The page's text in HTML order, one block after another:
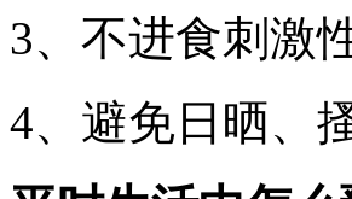
3、不进食刺激
4、避免日晒、